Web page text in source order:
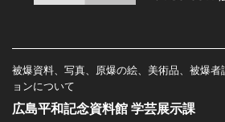
被爆資料、写真、原爆の絵、美術品、被爆
ョンについて
広島平和記念資料館 学芸展示課